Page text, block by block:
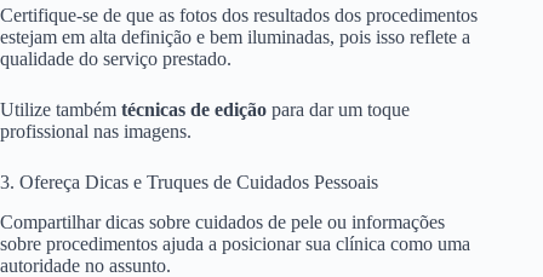
Certifique-se de que as fotos dos resultados dos procedimentos
estejam em alta definição e bem iluminadas, pois isso reflete a
qualidade do serviço prestado.
Utilize também técnicas de edição para dar um toque
profissional nas imagens.
3. Ofereça Dicas e Truques de Cuidados Pessoais
Compartilhar dicas sobre cuidados de pele ou informações
sobre procedimentos ajuda a posicionar sua clínica como uma
autoridade no assunto.